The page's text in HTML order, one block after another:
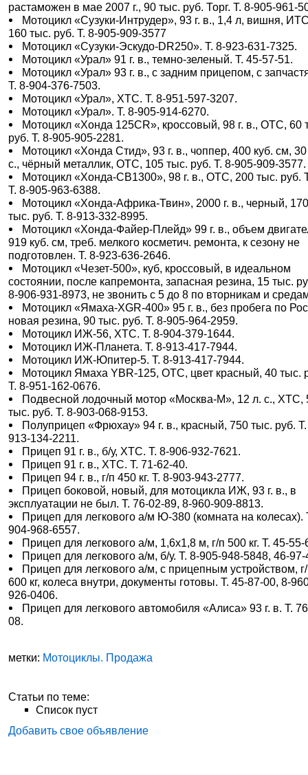
растаможен в мае 2007 г., 90 тыс. руб. Торг. Т. 8-905-961-
Мотоцикл «Сузуки-Интрудер», 93 г. в., 1,4 л, вишня,
160 тыс. руб. Т. 8-905-909-3577
Мотоцикл «Сузуки-Эскудо-DR250». Т. 8-923-631-7325.
Мотоцикл «Урал» 91 г. в., темно-зеленый. Т. 45-57-51.
Мотоцикл «Урал» 93 г. в., с задним прицепом, с
Т. 8-904-376-7503.
Мотоцикл «Урал», ХТС. Т. 8-951-597-3207.
Мотоцикл «Урал». Т. 8-905-914-6270.
Мотоцикл «Хонда 125CR», кроссовый, 98 г. в., ОТС, 60
руб. Т. 8-905-905-2281.
Мотоцикл «Хонда Стид», 93 г. в., чоппер, 400 куб. см,
с., чёрный металлик, ОТС, 105 тыс. руб. Т. 8-905-909-3577.
Мотоцикл «Хонда-CB1300», 98 г. в., ОТС, 200 тыс. руб.
Т. 8-905-963-6388.
Мотоцикл «Хонда-Африка-Твин», 2000 г. в., черный,
тыс. руб. Т. 8-913-332-8995.
Мотоцикл «Хонда-Файер-Плейд» 99 г. в., объем
919 куб. см, треб. мелкого косметич. ремонта, к сезону не
подготовлен. Т. 8-923-636-2646.
Мотоцикл «Чезет-500», куб, кроссовый, в идеальном
состоянии, после капремонта, запасная резина, 15 тыс.
8-906-931-8973, не звонить с 5 до 8 по вторникам и
Мотоцикл «Ямаха-ХGR-400» 95 г. в., без пробега по
новая резина, 90 тыс. руб. Т. 8-905-964-2959.
Мотоцикл ИЖ-56, ХТС. Т. 8-904-379-1644.
Мотоцикл ИЖ-Планета. Т. 8-913-417-7944.
Мотоцикл ИЖ-Юпитер-5. Т. 8-913-417-7944.
Мотоцикл Ямаха YBR-125, ОТС, цвет красный, 40 тыс.
Т. 8-951-162-0676.
Подвесной лодочный мотор «Москва-М», 12 л. с., ХТС,
тыс. руб. Т. 8-903-068-9153.
Полуприцеп «Фрюхау» 94 г. в., красный, 750 тыс. руб.
913-134-2211.
Прицеп 91 г. в., б/у, ХТС. Т. 8-906-932-7621.
Прицеп 91 г. в., ХТС. Т. 71-62-40.
Прицеп 94 г. в., г/п 450 кг. Т. 8-903-943-2777.
Прицеп боковой, новый, для мотоцикла ИЖ, 93 г. в., в
эксплуатации не был. Т. 76-02-89, 8-960-909-8813.
Прицеп для легкового а/м Ю-380 (комната на колесах).
904-968-6557.
Прицеп для легкового а/м, 1,6х1,8 м, г/п 500 кг. Т. 45-55-
Прицеп для легкового а/м, б/у. Т. 8-905-948-5848, 46-97-
Прицеп для легкового а/м, с прицепным устройством,
600 кг, колеса внутри, документы готовы. Т. 45-87-00, 8-
926-0406.
Прицеп для легкового автомобиля «Алиса» 93 г. в. Т.
08.
метки: Мотоциклы. Продажа
Статьи по теме:
Список пуст
Добавить свое объявление